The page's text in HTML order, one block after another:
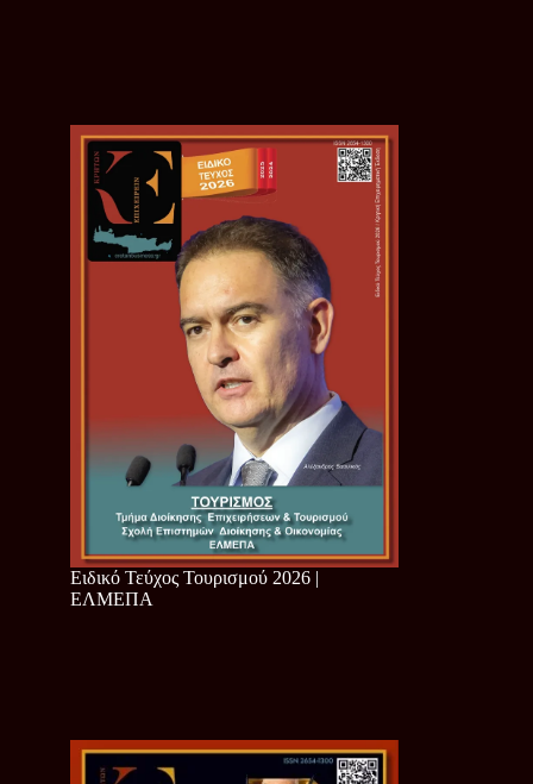
Ειδικό Τεύχος Τουρισμού 2026 |
ΕΛΜΕΠΑ